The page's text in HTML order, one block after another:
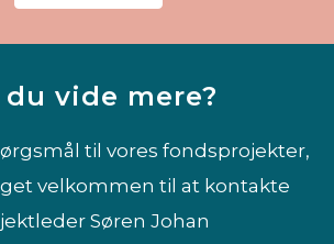
vide mere?
til vores fondsprojekter,
velkommen til at kontakte
Søren Johan